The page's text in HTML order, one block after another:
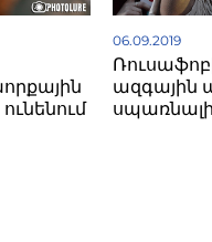
06.09.2019
ազգային